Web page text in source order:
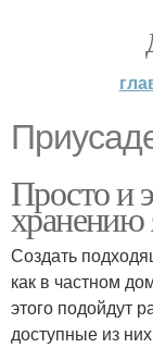
Просто и
хранению
Создать
как в частном
этого подойдут
доступные из